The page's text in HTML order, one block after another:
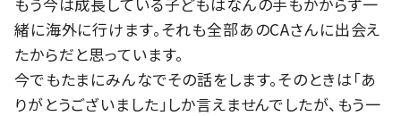
緒に海外に行けます。それも全部あのCAさんに出会え
たからだと思っています。
今でもたまにみんなでその話をします。そのときは「あ
りがとうございました」しか言えませんでしたが、もう一